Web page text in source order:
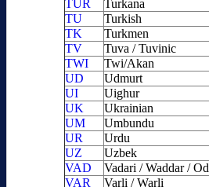
TUR
Turkana
TU
Turkish
TK
Turkmen
TV
Tuva / Tuvinic
TWI
Twi/Akan
UD
Udmurt
UI
Uighur
UK
Ukrainian
UM
Umbundu
UR
Urdu
UZ
Uzbek
VAD
Vadari / Waddar / Od
VAR
Varli / Warli